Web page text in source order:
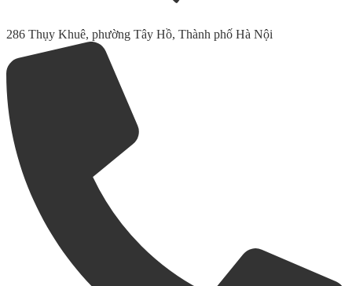
286 Thụy Khuê, phường Tây Hồ, Thành phố Hà Nội